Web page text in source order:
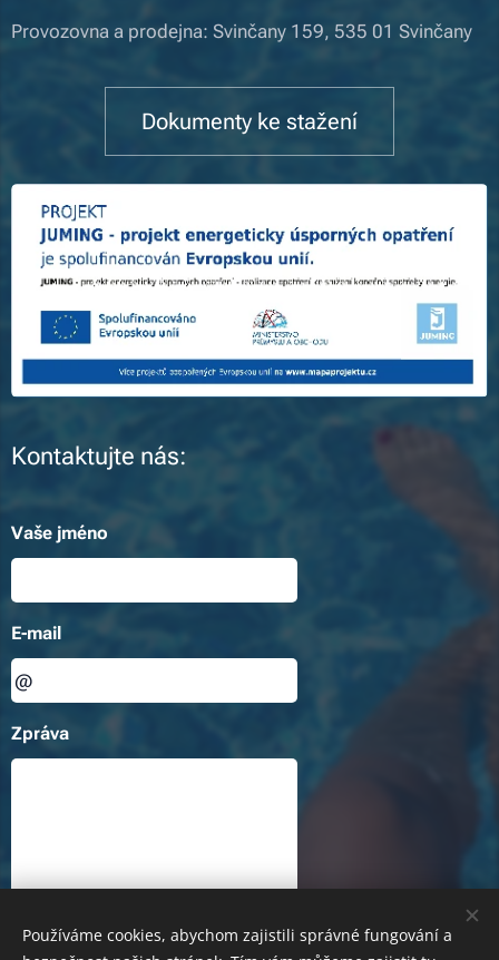
Provozovna a prodejna: Svinčany 159, 535 01 Svinčany
Dokumenty ke stažení
Kontaktujte nás:
Vaše jméno
E-mail
Zpráva
Používáme cookies, abychom zajistili správné fungování a